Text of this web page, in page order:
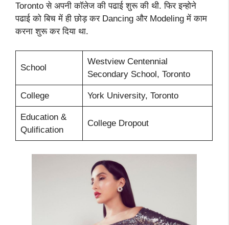
Toronto से अपनी कॉलेज की पढाई शुरू की थी. फिर इन्होने
पढाई को बिच में ही छोड़ कर Dancing और Modeling में काम
करना शुरू कर दिया था.
School
Westview Centennial
Secondary School, Toronto
College York University, Toronto
Education &
Qulification
College Dropout